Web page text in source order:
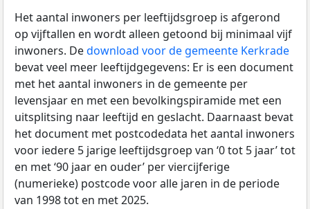
Het aantal inwoners per leeftijdsgroep is afgerond
op vijftallen en wordt alleen getoond bij minimaal vijf
inwoners. Dedownload voor de gemeente Kerkrade
bevat veel meer leeftijdgegevens: Er is een document
met het aantal inwoners in de gemeente per
levensjaar en met een bevolkingspiramide met een
uitsplitsing naar leeftijd en geslacht. Daarnaast bevat
het document met postcodedata het aantal inwoners
voor iedere 5 jarige leeftijdsgroep van ‘0 tot 5 jaar’ tot
en met ‘90 jaar en ouder’ per viercijferige
(numerieke) postcode voor alle jaren in de periode
van 1998 tot en met 2025.